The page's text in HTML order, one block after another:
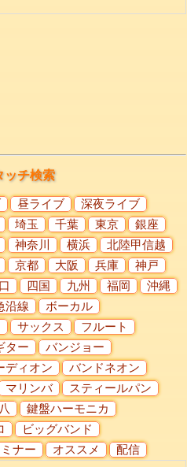
ッチ検索
昼ライブ
深夜ライブ
埼玉 千葉 東京
銀座
神奈川 横浜
北陸甲信越
京都 大阪 兵庫
神戸
四国 九州 福岡
沖縄
沿線
ボーカル
サックス
フルート
ター
バンジョー
ディオン
バンドネオン
マリンバ
スティールパン
鍵盤ハーモニカ
ビッグバンド
ナー オススメ 配信